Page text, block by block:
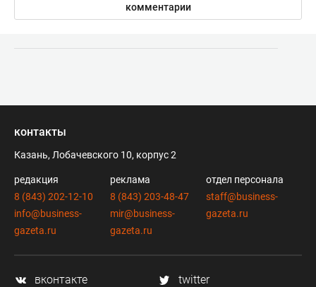
комментарии
контакты
Казань, Лобачевского 10, корпус 2
редакция
8 (843) 202-12-10
info@business-
gazeta.ru
реклама
8 (843) 203-48-47
mir@business-
gazeta.ru
отдел персонала
staff@business-
gazeta.ru
вконтакте
twitter